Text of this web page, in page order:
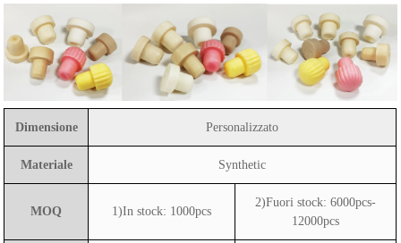
Dimensione Personalizzato
Materiale Synthetic
MOQ 1)In stock: 1000pcs
2)Fuori stock: 6000pcs-
12000pcs